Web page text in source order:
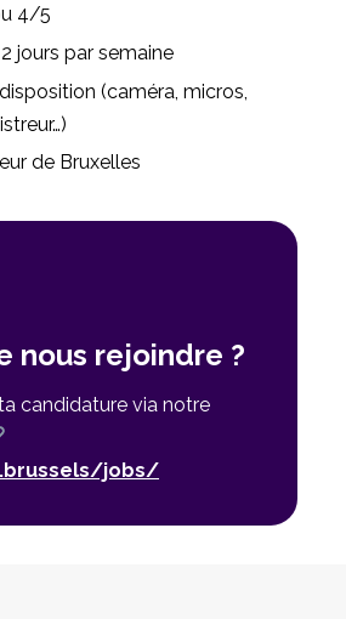
4/5
jours par semaine
(caméra, micros,
de Bruxelles
nous rejoindre ?
candidature via notre
jobs/